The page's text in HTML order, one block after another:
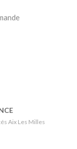
Aix Les Milles